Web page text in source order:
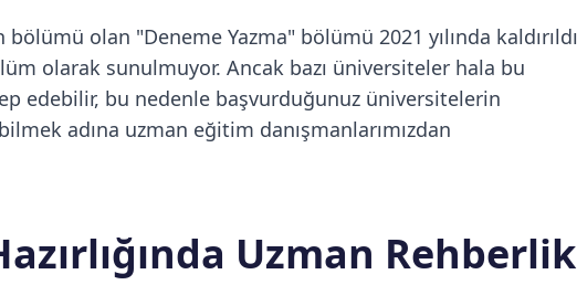
bölümü olan "Deneme Yazma" bölümü 2021 yılında kaldırıldı
olarak sunulmuyor. Ancak bazı üniversiteler hala bu
edebilir, bu nedenle başvurduğunuz üniversitelerin
adına uzman eğitim danışmanlarımızdan
Uzman Rehberlik